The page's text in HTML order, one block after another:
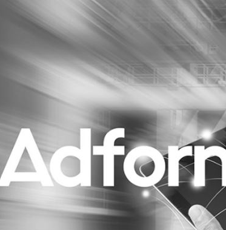
Gedragsverandering
Influencer marketing
Interne communicatie